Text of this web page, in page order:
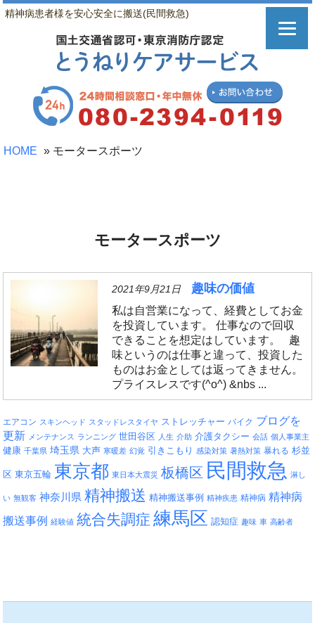
精神病患者様を安心安全に搬送(民間救急)
HOME » モータースポーツ
モータースポーツ
2021年9月21日 趣味の価値
私は自営業になって、経費としてお金
を投資しています。 仕事なので回収
できることを想定はしています。 趣
味というのは仕事と違って、投資した
ものはお金としては返ってきません。
プライスレスです(^o^) &nbs ...
エアコン スキンヘッド スタッドレスタイヤ ストレッチャー バイク ブログを
更新 メンテナンス ランニング 世田谷区 人生 介助 介護タクシー 会話 個人事業主
健康 千葉県 埼玉県 大声 寒暖差 幻覚 引きこもり 感染対策 暑熱対策 暴れる 杉並
区 東京五輪 東京都 東日本大震災 板橋区 民間救急 淋し
い 無観客 神奈川県 精神搬送 精神搬送事例 精神疾患 精神病 精神病
搬送事例
経験値 統合失調症 練馬区 認知症 趣味 車 高齢者